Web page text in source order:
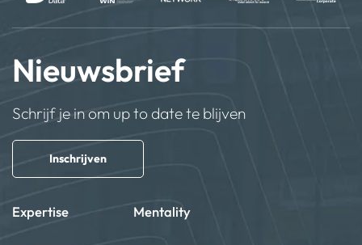
Nieuwsbrief
Schrijf je in om up to date te blijven
Inschrijven
Expertise Mentality